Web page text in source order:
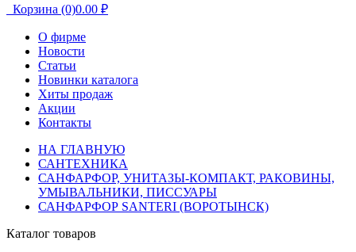
Корзина (0)0.00 ₽
О фирме
Новости
Статьи
Новинки каталога
Хиты продаж
Акции
Контакты
НА ГЛАВНУЮ
САНТЕХНИКА
САНФАРФОР, УНИТАЗЫ-КОМПАКТ, РАКОВИНЫ,
УМЫВАЛЬНИКИ, ПИССУАРЫ
САНФАРФОР SANTERI (ВОРОТЫНСК)
Каталог товаров